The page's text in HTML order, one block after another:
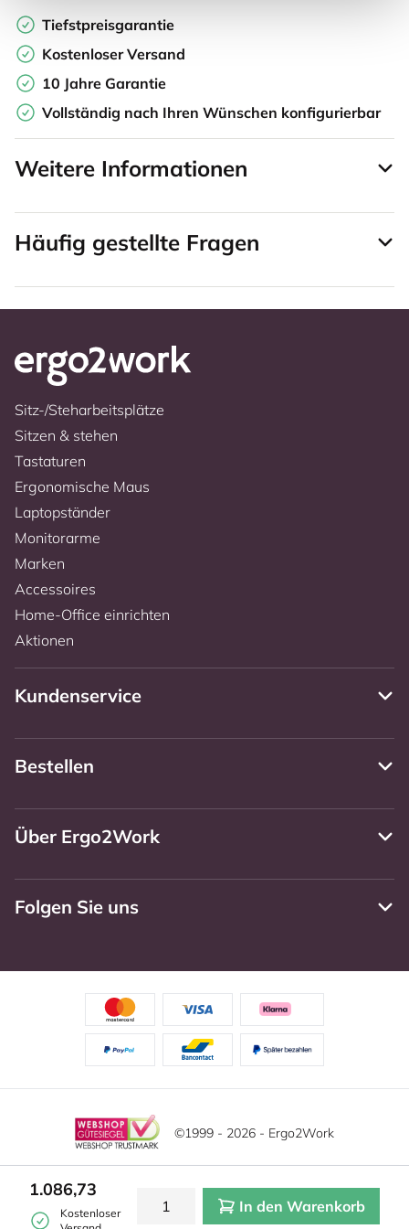
Tiefstpreisgarantie
Kostenloser Versand
10 Jahre Garantie
Vollständig nach Ihren Wünschen konfigurierbar
1.086,73
Kostenloser
In den Warenkorb
Weitere Informationen
Häufig gestellte Fragen
Sitz-/Steharbeitsplätze
Sitzen & stehen
Tastaturen
Ergonomische Maus
Laptopständer
Monitorarme
Marken
Accessoires
Home-Office einrichten
Aktionen
Kundenservice
Bestellen
Über Ergo2Work
Folgen Sie uns
©1999 - 2026 - Ergo2Work
Haftungsausschluss
Allgemeine Geschäftsbedingungen
Cookie-Einstellungen